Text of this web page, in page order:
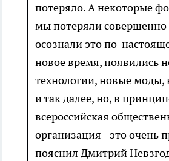
потеряло. А некоторые
мы потеряли совершенно
осознали это по-
новое время, появились
технологии, новые моды,
и так далее, но, в
всероссийская
организация - это очень
пояснил Дмитрий